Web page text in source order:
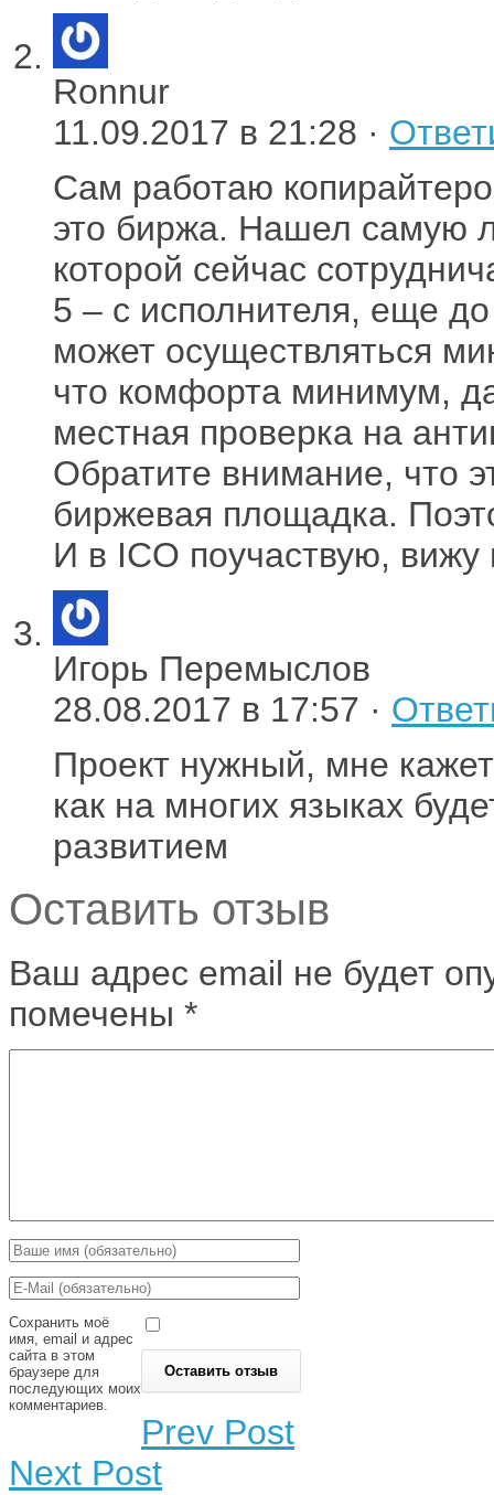
Ronnur
11.09.2017 в 21:28 ·
Сам работаю
это биржа. Нашел самую
которой сейчас
5 – с исполнителя, еще
может осуществляться
что комфорта минимум,
местная проверка на
Обратите внимание, что
биржевая площадка.
И в ICO поучаствую, вижу
Игорь Перемыслов
28.08.2017 в 17:57 ·
Проект нужный, мне
как на многих языках
развитием
Оставить отзыв
Ваш адрес email не будет
помечены *
Сохранить моё
имя, email и адрес
сайта в этом
браузере для
последующих моих
комментариев.
Prev Post
Next Post